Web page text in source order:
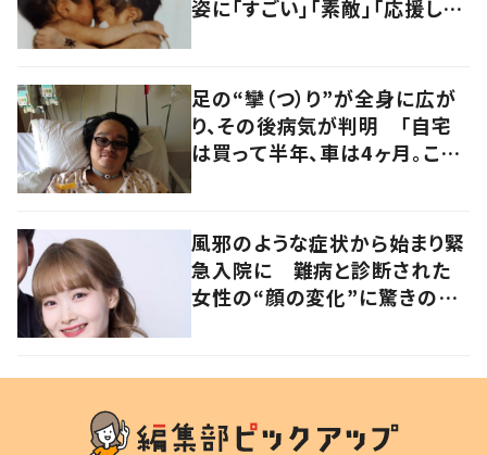
姿に「すごい」「素敵」「応援して
足の“攣（つ）り”が全身に広が
り、その後病気が判明 「自宅
は買って半年、車は4ヶ月。この
聞いた
風邪のような症状から始まり緊
急入院に 難病と診断された
女性の“顔の変化”に驚きの